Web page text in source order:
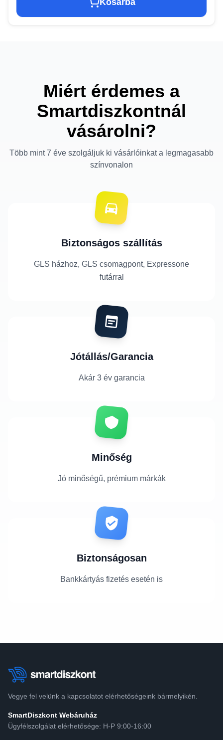
Miért érdemes a
Smartdiszkontnál
vásárolni?
Több mint 7 éve szolgáljuk ki vásárlóinkat a legmagasabb
színvonalon
Biztonságos szállítás
GLS házhoz, GLS csomagpont, Expressone
futárral
Jótállás/Garancia
Akár 3 év garancia
Minőség
Jó minőségű, prémium márkák
Biztonságosan
Bankkártyás fizetés esetén is
Vegye fel velünk a kapcsolatot elérhetőségeink bármelyikén.
SmartDiszkont Webáruház
Ügyfélszolgálat elérhetősége: H-P 9:00-16:00